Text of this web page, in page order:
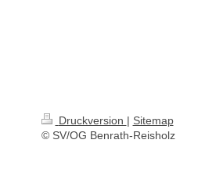
Druckversion | Sitemap
© SV/OG Benrath-Reisholz